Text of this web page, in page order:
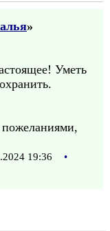
»
Уметь
19:36
•